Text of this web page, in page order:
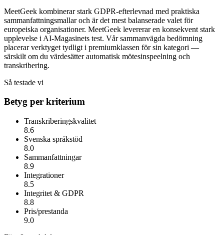
MeetGeek kombinerar stark GDPR-efterlevnad med praktiska
sammanfattningsmallar och är det mest balanserade valet för
europeiska organisationer. MeetGeek levererar en konsekvent stark
upplevelse i AI-Magasinets test. Vår sammanvägda bedömning
placerar verktyget tydligt i premiumklassen för sin kategori —
särskilt om du värdesätterautomatisk mötesinspeelning och
transkribering.
Så testade vi
Betyg per kriterium
Transkriberingskvalitet
8.6
Svenska språkstöd
8.0
Sammanfattningar
8.9
Integrationer
8.5
Integritet & GDPR
8.8
Pris/prestanda
9.0